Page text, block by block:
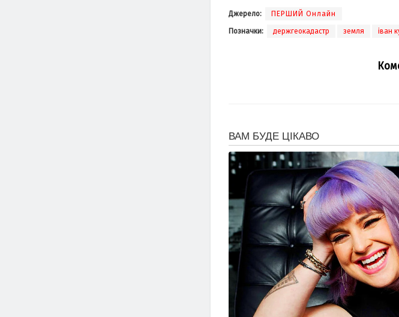
Джерело: ПЕРШИЙ Онлайн
Позначки: держгеокадастр земля іван